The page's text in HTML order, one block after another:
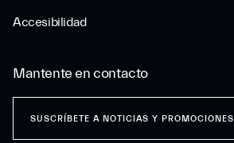
Accesibilidad
Mantente en contacto
SUSCRÍBETE A NOTICIAS Y PROMOCIONES